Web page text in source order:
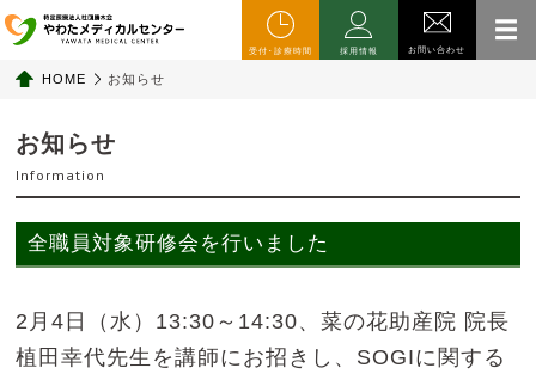
受付･診療時間 採用情報 お問い合わせ
HOME お知らせ
お知らせ
Information
全職員対象研修会を行いました
2月4日（水）13:30～14:30、菜の花助産院 院長
植田幸代先生を講師にお招きし、SOGIに関する